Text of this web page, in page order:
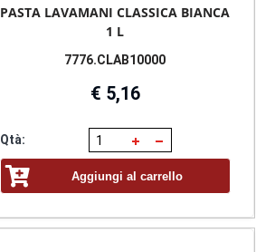
PASTA LAVAMANI CLASSICA BIANCA
1 L
7776.CLAB10000
€ 5,16
Qtà:
Aggiungi al carrello